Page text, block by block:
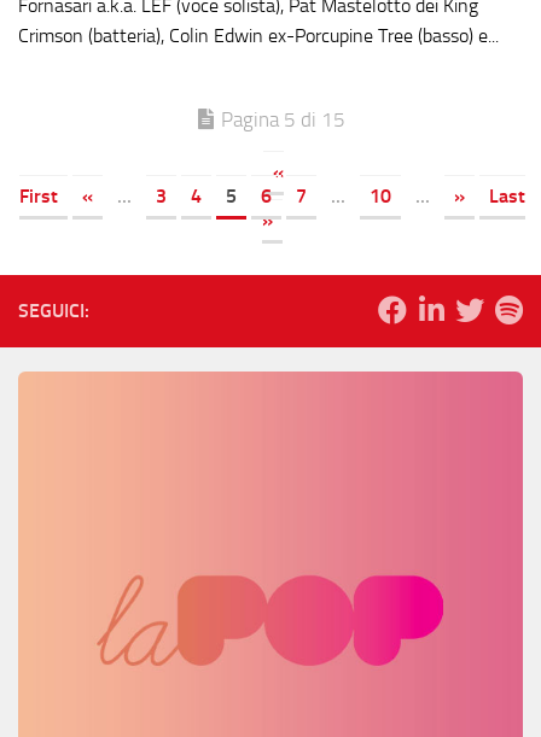
Fornasari a.k.a. LEF (voce solista), Pat Mastelotto dei King
Crimson (batteria), Colin Edwin ex-Porcupine Tree (basso) e...
Pagina 5 di 15
«
First
« ... 3 4 5 6 7 ... 10 ... »
Last
»
SEGUICI: